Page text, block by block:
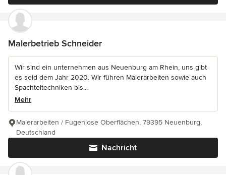
Malerbetrieb Schneider
Wir sind ein unternehmen aus Neuenburg am Rhein, uns gibt
es seid dem Jahr 2020. Wir führen Malerarbeiten sowie auch
Spachteltechniken bis...
Mehr
Nachricht
Malerarbeiten / Fugenlose Oberflächen, 79395 Neuenburg,
Deutschland